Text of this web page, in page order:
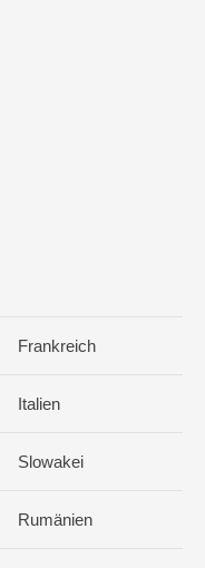
Frankreich
Italien
Slowakei
Rumänien